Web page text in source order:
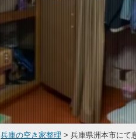
兵庫の空き家整理 > 兵庫県洲本市にて